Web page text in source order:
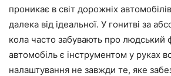
проникає в світ дорожніх
далека від ідеальної. У гонитві за
кола часто забувають про людський
автомобіль є інструментом у руках
налаштування не завжди те, яке